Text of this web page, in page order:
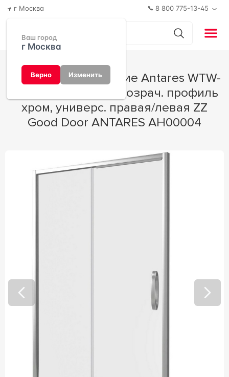
г Москва
Ваш город
г Москва
Верно Изменить
8 800 775-13-45
140-C-CH, стекло прозрач. профиль
хром, универс. правая/левая ZZ
Good Door ANTARES АН00004